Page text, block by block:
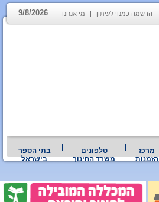
הרשמה כמנוי לעיתון מי אנחנו 9/8/2026
מרכז
הזמנות
טלפונים
משרד החינוך
בתי הספר
בישראל